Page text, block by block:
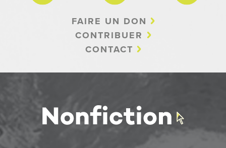
FAIRE UN DON
CONTRIBUER
CONTACT